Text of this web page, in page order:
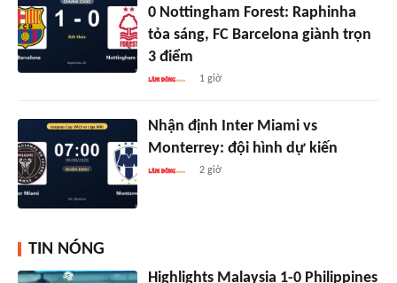
0 Nottingham Forest: Raphinha
tỏa sáng, FC Barcelona giành trọn
3 điểm
1 giờ
Nhận định Inter Miami vs
Monterrey: đội hình dự kiến
2 giờ
TIN NÓNG
Highlights Malaysia 1-0 Philippines